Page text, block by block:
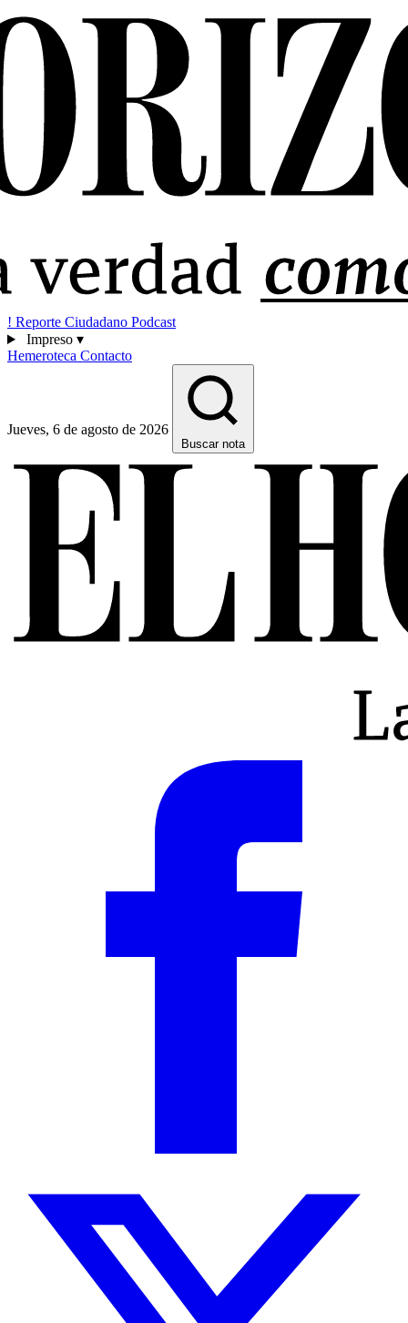
! Reporte Ciudadano Podcast
Impreso ▾
Hemeroteca Contacto
Jueves, 6 de agosto de 2026
Buscar nota